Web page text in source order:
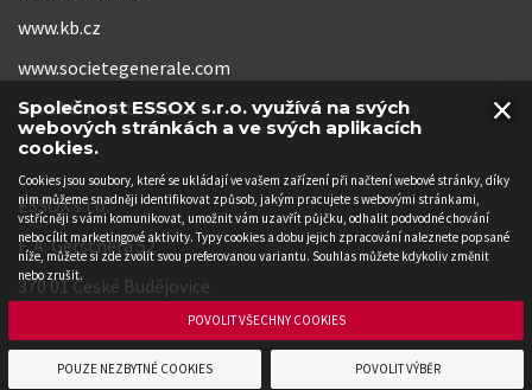
www.kb.cz
www.societegenerale.com
www.kb-pojistovna.cz
ESSOX s.r.o.
F. A. Gerstnera 52
370 01 České Budějovice
×
Společnost ESSOX s.r.o. využívá na svých
webových stránkách a ve svých aplikacích
cookies.
Cookies jsou soubory, které se ukládají ve vašem zařízení při načtení webové stránky, díky
nim můžeme snadněji identifikovat způsob, jakým pracujete s webovými stránkami,
vstřícněji s vámi komunikovat, umožnit vám uzavřít půjčku, odhalit podvodné chování
nebo cílit marketingové aktivity. Typy cookies a dobu jejich zpracování naleznete popsané
níže, můžete si zde zvolit svou preferovanou variantu. Souhlas můžete kdykoliv změnit
nebo zrušit.
POUZE NEZBYTNÉ COOKIES POVOLIT VÝBĚR
POVOLIT VŠECHNY COOKIES